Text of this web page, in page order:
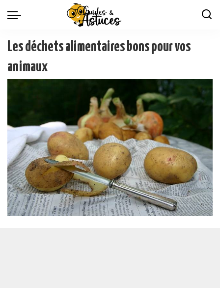
Les déchets alimentaires bons pour vos
animaux